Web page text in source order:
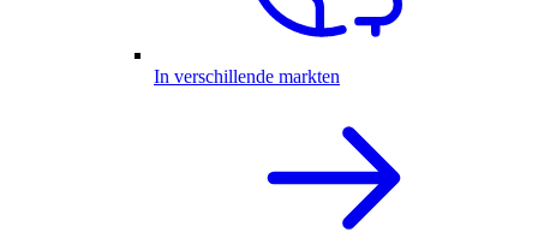
In verschillende markten